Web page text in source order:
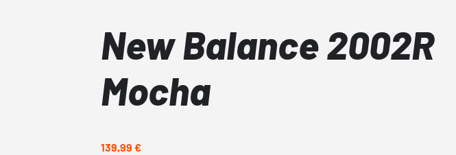
New Balance 2002R
Mocha
139,99 €